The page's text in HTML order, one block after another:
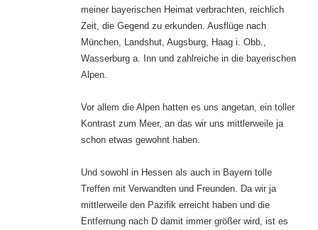
meiner bayerischen Heimat verbrachten, reichlich
Zeit, die Gegend zu erkunden. Ausflüge nach
München, Landshut, Augsburg, Haag i. Obb.,
Wasserburg a. Inn und zahlreiche in die bayerischen
Alpen.
Vor allem die Alpen hatten es uns angetan, ein toller
Kontrast zum Meer, an das wir uns mittlerweile ja
schon etwas gewohnt haben.
Und sowohl in Hessen als auch in Bayern tolle
Treffen mit Verwandten und Freunden. Da wir ja
mittlerweile den Pazifik erreicht haben und die
Entfernung nach D damit immer größer wird, ist es